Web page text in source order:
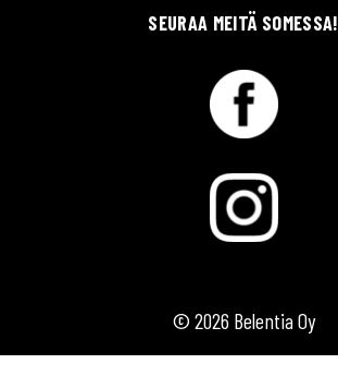
SEURAA MEITÄ SOMESSA!
© 2026 Belentia Oy